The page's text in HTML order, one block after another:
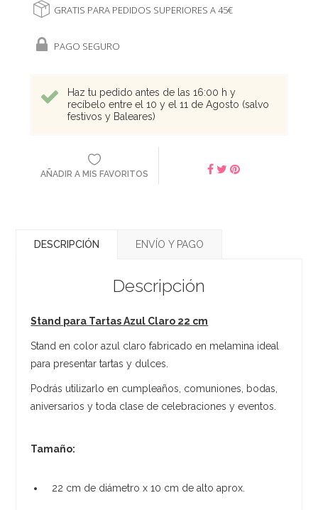
GRATIS PARA PEDIDOS SUPERIORES A 45€
PAGO SEGURO
Haz tu pedido antes de las 16:00 h y
recíbelo entre el 10 y el 11 de Agosto (salvo
festivos y Baleares)
AÑADIR A MIS FAVORITOS
DESCRIPCIÓN ENVÍO Y PAGO
Descripción
Stand para Tartas Azul Claro 22 cm
Stand en color azul claro fabricado en melamina ideal
para presentar tartas y dulces.
Podrás utilizarlo en cumpleaños, comuniones, bodas,
aniversarios y toda clase de celebraciones y eventos.
Tamaño:
22 cm de diámetro x 10 cm de alto aprox.